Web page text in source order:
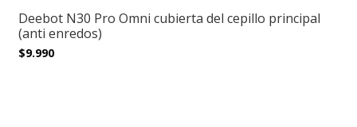
Deebot N30 Pro Omni cubierta del cepillo principal
(anti enredos)
$9.990